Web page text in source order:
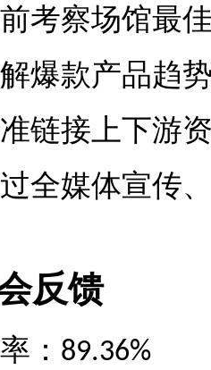
考察场馆最
爆款产品趋
链接上下游
全媒体宣传
反馈
： 89.36%